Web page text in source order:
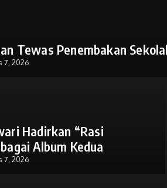
Tewas Penembakan
7, 2026
Hadirkan “Rasi
Album Kedua
7, 2026